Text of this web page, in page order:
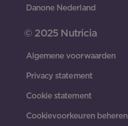
Danone Nederland
© 2025 Nutricia
Algemene voorwaarden
Privacy statement
Cookie statement
Cookievoorkeuren beheren